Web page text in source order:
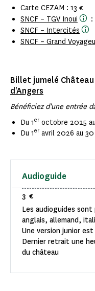
Carte CEZAM : 13 €
SNCF – TGV Inoui
:
SNCF – Intercités
SNCF – Grand
Billet jumelé
d'Angers
Bénéficiez d'une entrée
Du 1er octobre 2025
Du 1er avril 2026 au
Audioguide
Les audioguides
anglais, allemand,
Une version junior
Dernier retrait une
du château
3 €